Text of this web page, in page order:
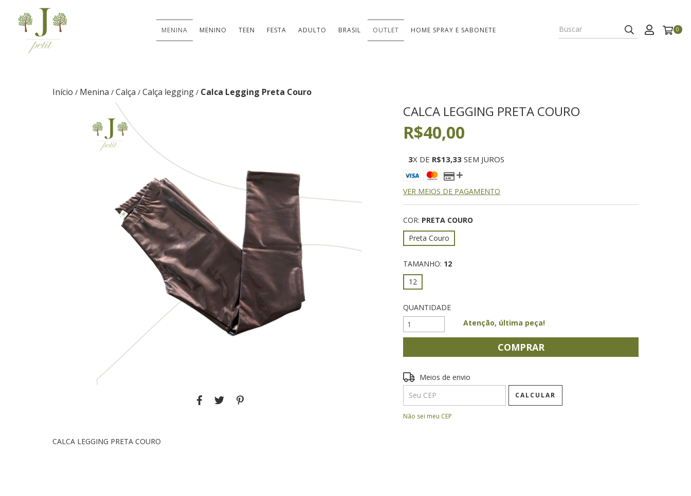
MENINA MENINO TEEN FESTA ADULTO BRASIL OUTLET HOME SPRAY E SABONETE 0
Início / Menina / Calça / Calça legging / Calca Legging Preta Couro
CALCA LEGGING PRETA COURO
CALCA LEGGING PRETA COURO
R$40,00
3X DE R$13,33 SEM JUROS
VER MEIOS DE PAGAMENTO
COR: PRETA COURO
Preta Couro
TAMANHO: 12
12
QUANTIDADE
Atenção, última peça!
Entregas para o CEP:
Meios de envio
CALCULAR
Não sei meu CEP